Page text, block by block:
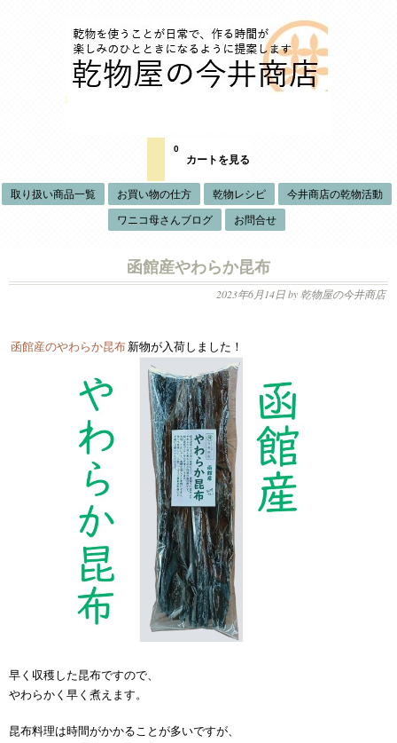
カートを見る
0
取り扱い商品一覧 お買い物の仕方 乾物レシピ 今井商店の乾物活動
ワニコ母さんブログ お問合せ
函館産やわらか昆布
2023年6月14日by 乾物屋の今井商店
函館産のやわらか昆布 新物が入荷しました！
早く収穫した昆布ですので、
やわらかく早く煮えます。
昆布料理は時間がかかることが多いですが、